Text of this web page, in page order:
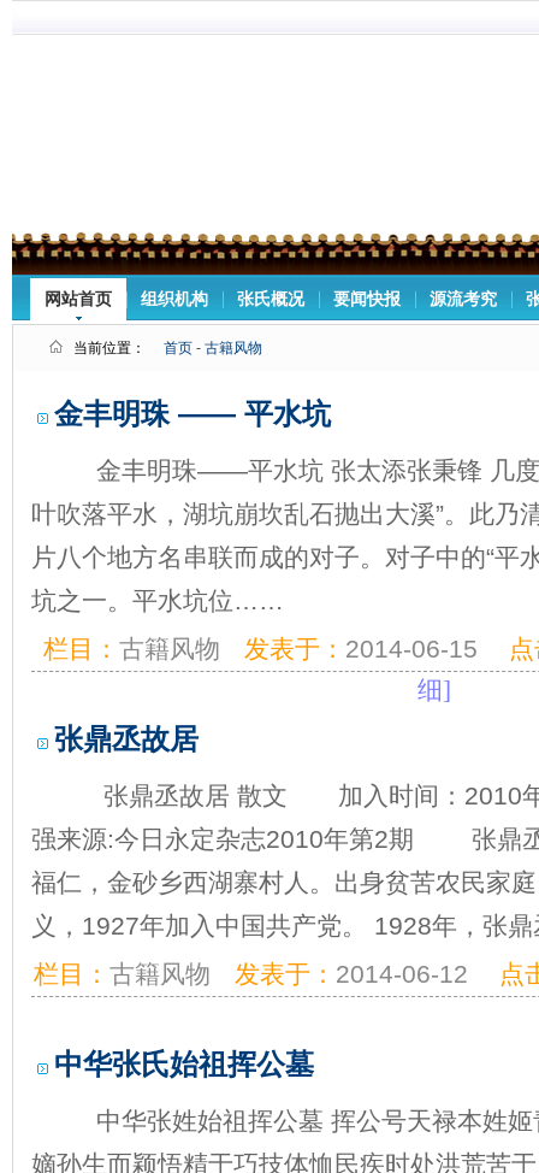
网站首页 组织机构 张氏概况 要闻快报 源流考究
当前位置： 首页 - 古籍风物
金丰明珠 —— 平水坑
金丰明珠——平水坑 张太添张秉锋 几度
叶吹落平水，湖坑崩坎乱石抛出大溪”。此乃
片八个地方名串联而成的对子。对子中的“平
坑之一。平水坑位……
栏目： 古籍风物 发表于： 2014-06-15
细]
张鼎丞故居
张鼎丞故居 散文 加入时间：2010
强来源:今日永定杂志2010年第2期 张鼎
福仁，金砂乡西湖寨村人。出身贫苦农民家
义，1927年加入中国共产党。 1928年，张
栏目： 古籍风物 发表于： 2014-06-12 点
中华张氏始祖挥公墓
中华张姓始祖挥公墓 挥公号天禄本姓姬
嫡孙生而颖悟精于巧技体恤民疾时处洪荒苦